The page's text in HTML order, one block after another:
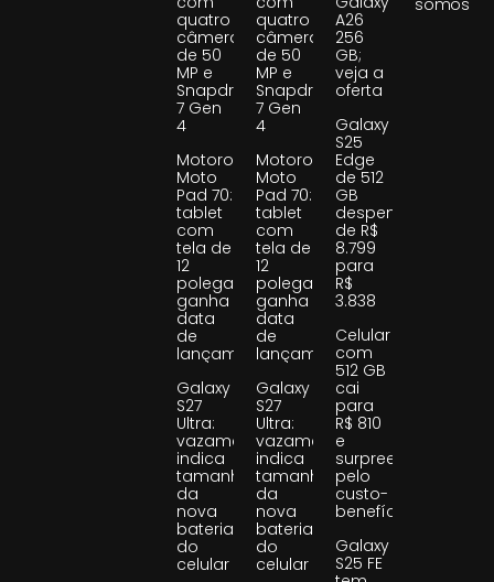
quatro
câmeras
de 50
MP e
Snapdragon
7 Gen
4
Motorola
Moto
Pad 70:
tablet
com
tela de
12
polegadas
ganha
data
de
lançamento
Galaxy
S27
Ultra:
vazamento
indica
tamanho
da
nova
bateria
do
celular
quatro
câmeras
de 50
MP e
Snapdragon
7 Gen
4
Motorola
Moto
Pad 70:
tablet
com
tela de
12
polegadas
ganha
data
de
lançamento
Galaxy
S27
Ultra:
vazamento
indica
tamanho
da
nova
bateria
do
celular
A26
256
GB;
veja a
oferta
Galaxy
S25
Edge
de 512
GB
despenca
de R$
8.799
para
R$
3.838
Celular
com
512 GB
cai
para
R$ 810
e
surpreende
pelo
custo-
benefício
Galaxy
S25 FE
somos